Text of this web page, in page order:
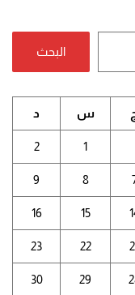
البحث
س د
1
2
8
9
15
16
22
23
29
30